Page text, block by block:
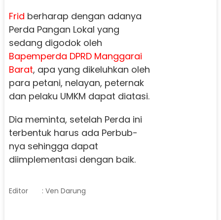
Frid berharap dengan adanya
Perda Pangan Lokal yang
sedang digodok oleh
Bapemperda DPRD Manggarai
Barat, apa yang dikeluhkan oleh
para petani, nelayan, peternak
dan pelaku UMKM dapat diatasi.
Dia meminta, setelah Perda ini
terbentuk harus ada Perbub-
nya sehingga dapat
diimplementasi dengan baik.
Editor : Ven Darung